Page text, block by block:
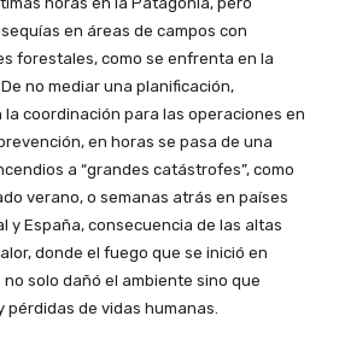
en áreas de campos con
forestales, como se enfrenta en la
no mediar una planificación,
coordinación para las operaciones en
en horas se pasa de una
a “grandes catástrofes”, como
verano, o semanas atrás en países
y España, consecuencia de las altas
donde el fuego que se inició en
solo dañó el ambiente sino que
de vidas humanas.